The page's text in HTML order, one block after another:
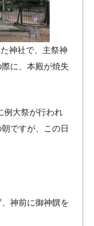
神社で、主祭神
に、本殿が焼失
例大祭が行われ
ですが、この日
神前に御神饌を